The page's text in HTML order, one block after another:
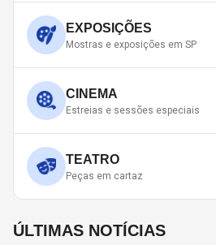
EXPOSIÇÕES
Mostras e exposições em SP
CINEMA
Estreias e sessões especiais
TEATRO
Peças em cartaz
ÚLTIMAS NOTÍCIAS